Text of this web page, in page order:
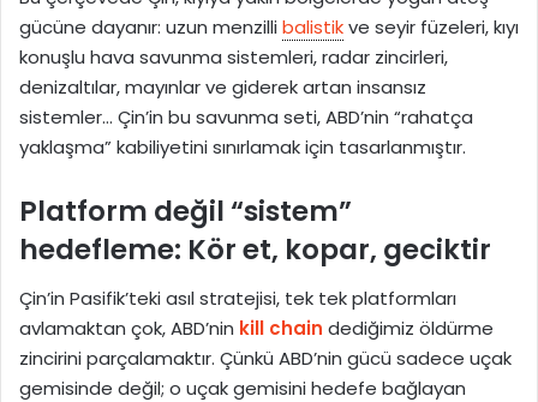
gücüne dayanır: uzun menzillibalistikve seyir füzeleri, kıyı
konuşlu hava savunma sistemleri, radar zincirleri,
denizaltılar, mayınlar ve giderek artan insansız
sistemler… Çin’in bu savunma seti, ABD’nin “rahatça
yaklaşma” kabiliyetini sınırlamak için tasarlanmıştır.
Platform değil “sistem”
hedefleme: Kör et, kopar, geciktir
Çin’in Pasifik’teki asıl stratejisi, tek tek platformları
avlamaktan çok, ABD’nin kill chain dediğimiz öldürme
zincirini parçalamaktır. Çünkü ABD’nin gücü sadece uçak
gemisinde değil; o uçak gemisini hedefe bağlayan